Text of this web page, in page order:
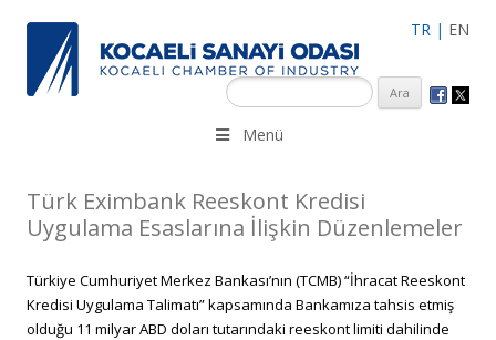
TR | EN
KSO 3500’ü aşkın sanayi kuruluşuna uzman çalışanları ile İzmit
Merkez, Çayırova, Dilovası, Gebze ve İMES OSB’deki ofisleri ile
Menü
Türk Eximbank Reeskont Kredisi
Uygulama Esaslarına İlişkin Düzenlemeler
Türkiye Cumhuriyet Merkez Bankası’nın (TCMB) “İhracat Reeskont
Kredisi Uygulama Talimatı” kapsamında Bankamıza tahsis etmiş
olduğu 11 milyar ABD doları tutarındaki reeskont limiti dahilinde